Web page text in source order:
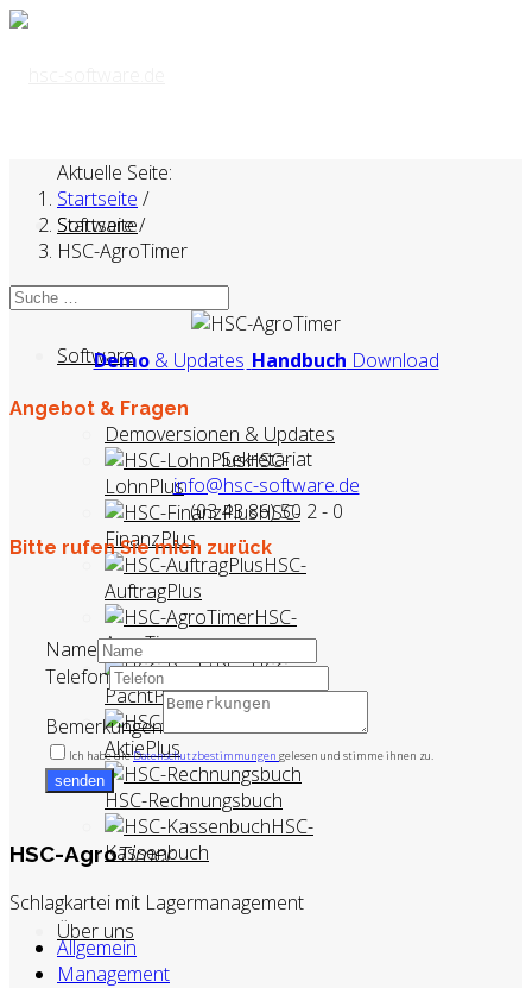
Startseite
Software
Demoversionen & Updates
HSC-
LohnPlus
HSC-
FinanzPlus
HSC-
AuftragPlus
HSC-
AgroTimer
HSC-
PachtPlus
AktiePlus
HSC-Rechnungsbuch
HSC-
Kassenbuch
Über uns
Aktuelle Seite:
Startseite /
Software/
HSC-AgroTimer
Demo& Updates Handbuch Download
Angebot & Fragen
Sekretariat
info@hsc-software.de
(03 43 86) 50 2 - 0
Bitte rufen Sie mich zurück
Name
Telefon
Bemerkungen
Ich habe dieDatenschutzbestimmungen gelesen und stimme ihnen zu.
senden
HSC-AgroTimer
Schlagkartei mit Lagermanagement
Allgemein
Management